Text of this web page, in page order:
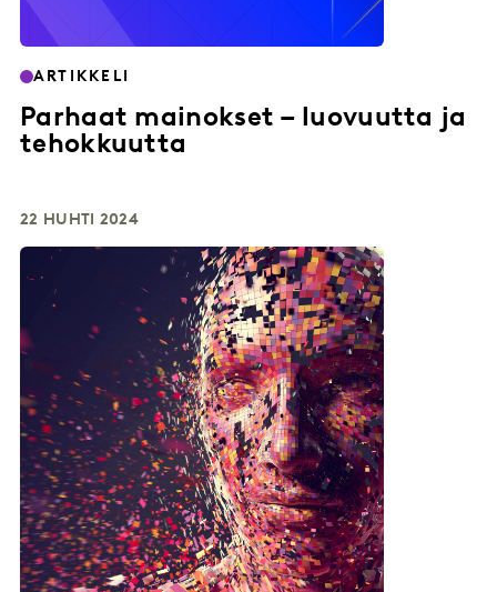
ARTIKKELI
Parhaat mainokset – luovuutta ja
tehokkuutta
22 HUHTI 2024